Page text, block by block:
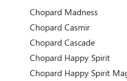
Chopard Madness
Chopard Casmir
Chopard Cascade
Chopard Happy Spirit
Chopard Happy Spirit